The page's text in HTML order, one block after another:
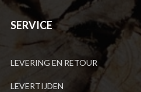
SERVICE
LEVERING EN RETOUR
LEVERTIJDEN